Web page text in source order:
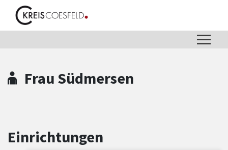
Zum Header
Zum Hauptinhalt
Zum Footer
Zum Hauptinhalt springen
Frau Südmersen
Einrichtungen